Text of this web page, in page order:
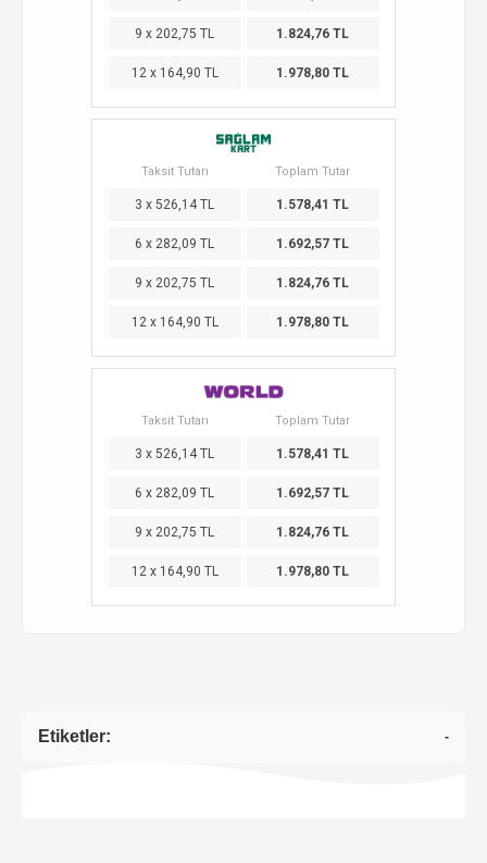
9 x 202,75 TL 1.824,76 TL
12 x 164,90 TL 1.978,80 TL
Taksit Tutarı Toplam Tutar
3 x 526,14 TL 1.578,41 TL
6 x 282,09 TL 1.692,57 TL
9 x 202,75 TL 1.824,76 TL
12 x 164,90 TL 1.978,80 TL
Taksit Tutarı Toplam Tutar
3 x 526,14 TL 1.578,41 TL
6 x 282,09 TL 1.692,57 TL
9 x 202,75 TL 1.824,76 TL
12 x 164,90 TL 1.978,80 TL
Etiketler: -